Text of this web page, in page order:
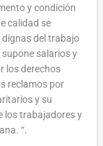
y condición
calidad se
dignas del trabajo
salarios y
los derechos
reclamos por
y su
los trabajadores y
“.